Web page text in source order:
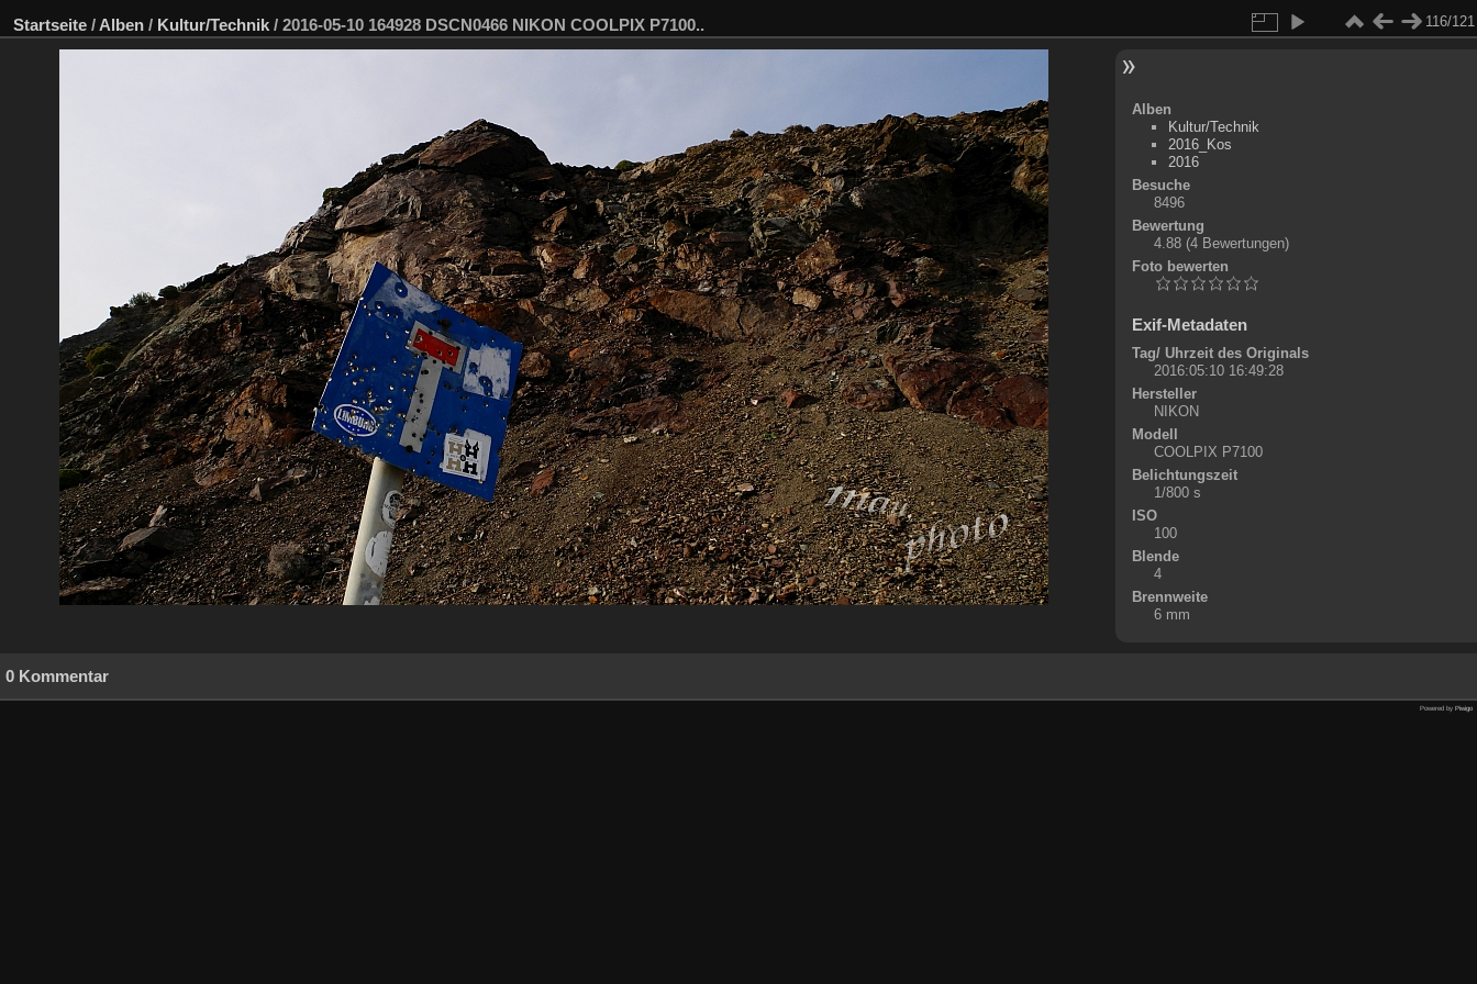
Startseite / Alben / Kultur/Technik / 2016-05-10 164928 DSCN0466 NIKON COOLPIX P7100.. 116/121
Alben
Kultur/Technik
2016_Kos
2016
Besuche
8496
Bewertung
4.88 (4 Bewertungen)
Foto bewerten
Exif-Metadaten
Tag/ Uhrzeit des Originals
2016:05:10 16:49:28
Hersteller
NIKON
Modell
COOLPIX P7100
Belichtungszeit
1/800 s
ISO
100
Blende
4
Brennweite
6 mm
0 Kommentar
Powered by Piwigo